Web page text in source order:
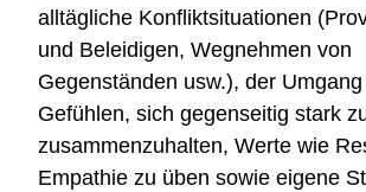
alltägliche Konfliktsituationen
und Beleidigen, Wegnehmen von
Gegenständen usw.), der
Gefühlen, sich gegenseitig stark
zusammenzuhalten, Werte wie
Empathie zu üben sowie eigene